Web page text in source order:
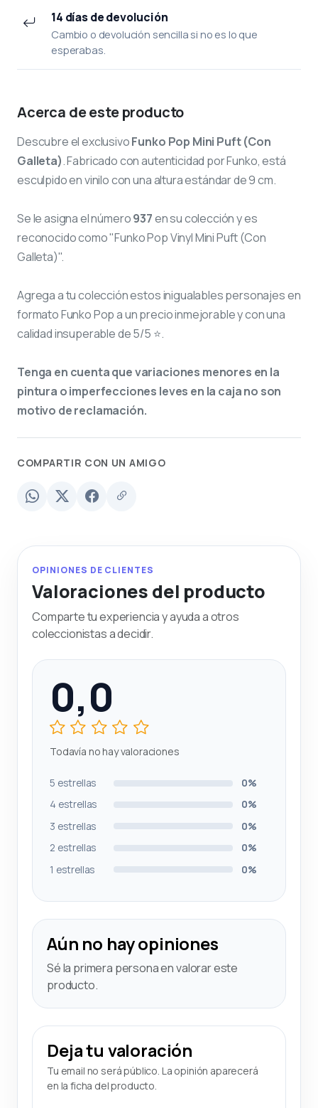
14 días de devolución
Cambio o devolución sencilla si no es lo que
esperabas.
Acerca de este producto
Descubre el exclusivoFunko Pop Mini Puft (Con
Galleta). Fabricado con autenticidad por Funko, está
esculpido en vinilo con una altura estándar de 9 cm.
Se le asigna el número937en su colección y es
reconocido como "Funko Pop Vinyl Mini Puft (Con
Galleta)".
Agrega a tu colección estos inigualables personajes en
formato Funko Pop a un precio inmejorable y con una
calidad insuperable de 5/5 ⭐.
Tenga en cuenta que variaciones menores en la
pintura o imperfecciones leves en la caja no son
motivo de reclamación.
COMPARTIR CON UN AMIGO
OPINIONES DE CLIENTES
Valoraciones del producto
Comparte tu experiencia y ayuda a otros
coleccionistas a decidir.
0,0
Todavía no hay valoraciones
5 estrellas
0%
4 estrellas
0%
3 estrellas
0%
2 estrellas
0%
1 estrellas
0%
Aún no hay opiniones
Sé la primera persona en valorar este
producto.
Deja tu valoración
Tu email no será público. La opinión aparecerá
en la ficha del producto.